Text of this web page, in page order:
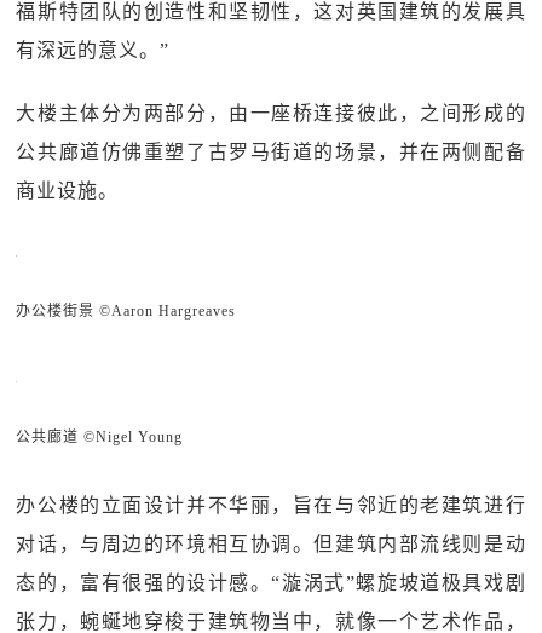
福斯特团队的创造性和坚韧性，这对英国建筑的发展具
有深远的意义。”
大楼主体分为两部分，由一座桥连接彼此，之间形成的
公共廊道仿佛重塑了古罗马街道的场景，并在两侧配备
商业设施。
办公楼街景 ©Aaron Hargreaves
公共廊道 ©Nigel Young
办公楼的立面设计并不华丽，旨在与邻近的老建筑进行
对话，与周边的环境相互协调。但建筑内部流线则是动
态的，富有很强的设计感。“漩涡式”螺旋坡道极具戏剧
张力，蜿蜒地穿梭于建筑物当中，就像一个艺术作品，